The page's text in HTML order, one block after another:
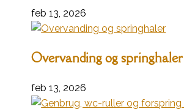
feb 13, 2026
Overvanding og springhaler
feb 13, 2026